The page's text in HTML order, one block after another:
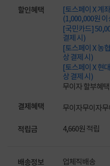
할인혜택
[토스페이 X 계
(1,000,000원 이
[국민카드]
결제 시)
[토스페이 X 농
상 결제 시)
[토스페이 X 현
상 결제 시)
무이자 할부혜택
결제혜택 무이자무이자
적립금 4,660원 적립
배송정보 업체직배송